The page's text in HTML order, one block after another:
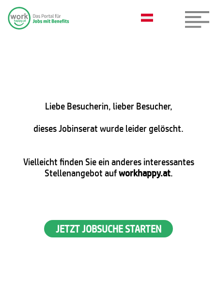
Liebe Besucherin, lieber Besucher,
dieses Jobinserat wurde leider gelöscht.
Vielleicht finden Sie ein anderes interessantes
Stellenangebot aufworkhappy.at.
JETZT JOBSUCHE STARTEN